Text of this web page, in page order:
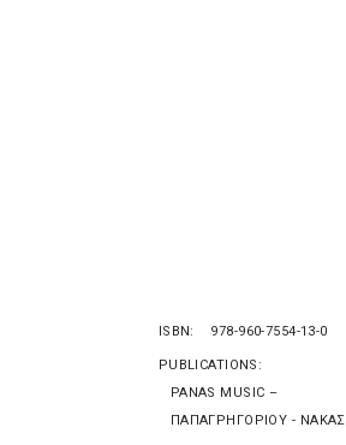
ISBN 978-960-7554-13-0
PUBLICATIONS
PANAS MUSIC –
ΠΑΠΑΓΡΗΓΟΡΙΟΥ - ΝΑΚΑΣ